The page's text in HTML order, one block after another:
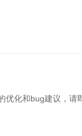
优化和bug建议，请